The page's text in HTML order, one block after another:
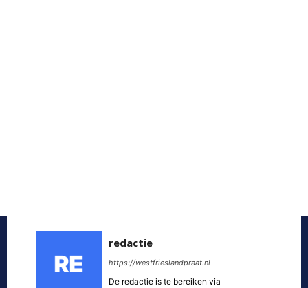
redactie
https://westfrieslandpraat.nl
De redactie is te bereiken via